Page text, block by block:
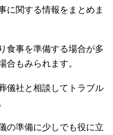
に関する情報をまとめま
食事を準備する場合が多
合もみられます。
儀社と相談してトラブル
の準備に少しでも役に立